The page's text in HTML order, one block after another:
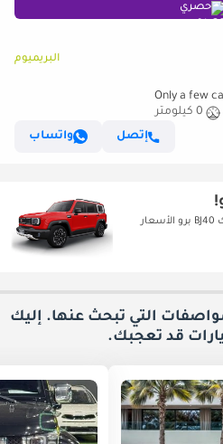
حصري
البريميوم
0 كيلومتر
إتصل
واتساب
احصل على معلومات مفصلة حول بايك BJ40 برو الأسعار
التي تبحث عنها. إليك
قد تعجبك.